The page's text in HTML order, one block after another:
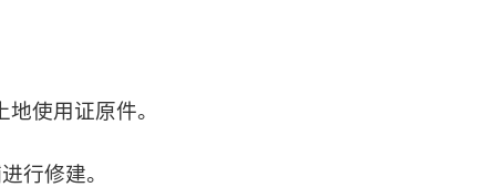
使用证原件。
行修建。